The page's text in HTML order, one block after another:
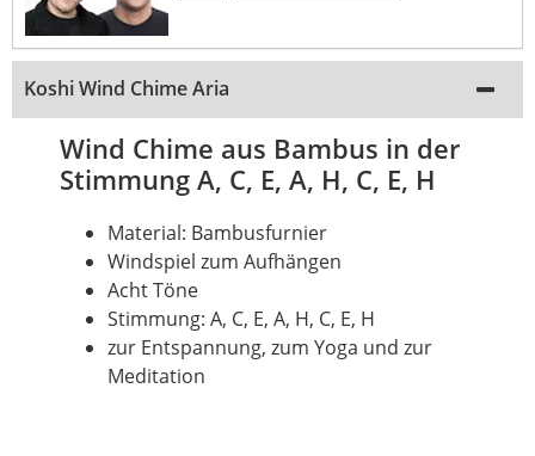
Koshi Wind Chime Aria
Wind Chime aus Bambus in der
Stimmung A, C, E, A, H, C, E, H
Material: Bambusfurnier
Windspiel zum Aufhängen
Acht Töne
Stimmung: A, C, E, A, H, C, E, H
zur Entspannung, zum Yoga und zur
Meditation